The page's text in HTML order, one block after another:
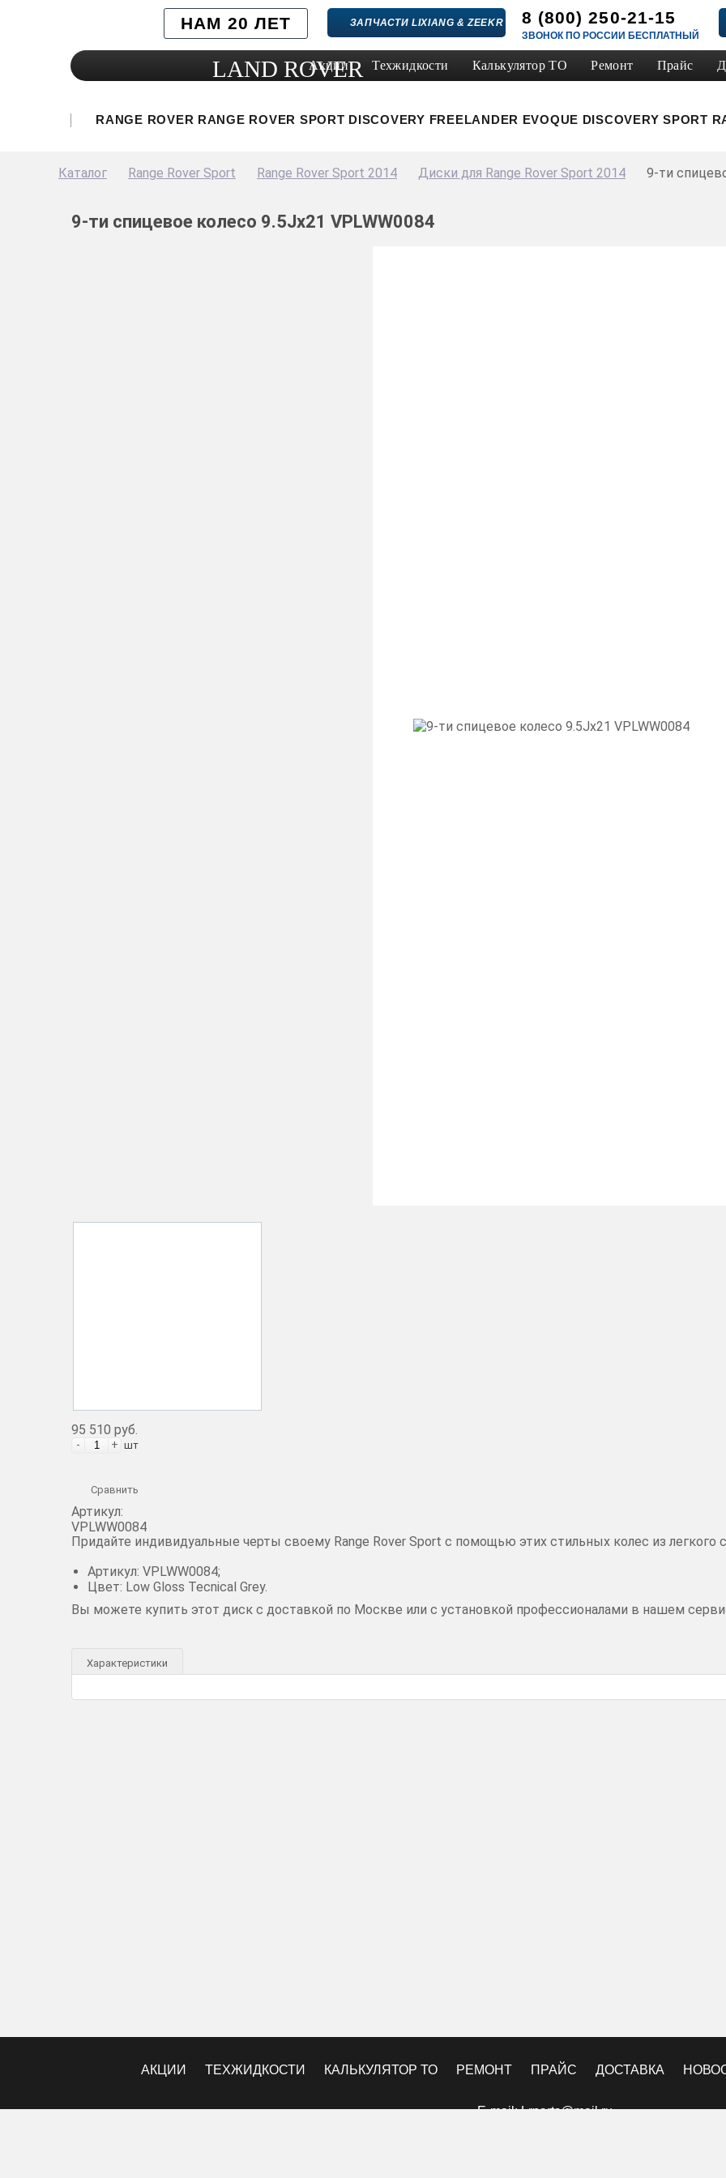
НАМ 20 ЛЕТ ЗАПЧАСТИ LIXIANG & ZEEKR 8 (800) 250-21-15
ЗВОНОК ПО РОССИИ БЕСПЛАТНЫЙ
LAND ROVER
Акции Техжидкости Калькулятор ТО Ремонт Прайс
RANGE ROVER RANGE ROVER SPORT DISCOVERY FREELANDER EVOQUE DISCOVERY SPORT
Каталог Range Rover Sport Range Rover Sport 2014 Диски для Range Rover Sport 2014 9-ти
9-ти спицевое колесо 9.5Jx21 VPLWW0084
95 510 руб.
- + шт
Сравнить
Артикул:
VPLWW0084
Придайте индивидуальные черты своему Range Rover Sport с помощью этих стильных колес из легкого
Артикул: VPLWW0084;
Цвет: Low Gloss Tecnical Grey.
Вы можете купить этот диск с доставкой по Москве или с установкой профессионалами в нашем
Характеристики
АКЦИИ ТЕХЖИДКОСТИ КАЛЬКУЛЯТОР ТО РЕМОНТ ПРАЙС ДОСТАВКА
E-mail:Lrparts@mail.ru